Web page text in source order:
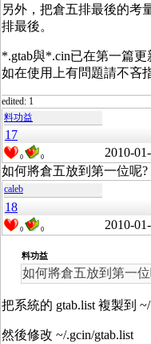
另外，把倉五排最後的考
排最後。
*.gtab與*.cin已在第一篇
如在使用上有問題請不吝
edited: 1
料功益
17
0 0 2010-
如何將倉五放到第一位呢
caleb
18
0 0 2010-
料功益
如何將倉五放到第一
把系統的 gtab.list 複製到
然後修改 ~/.gcin/gtab.list